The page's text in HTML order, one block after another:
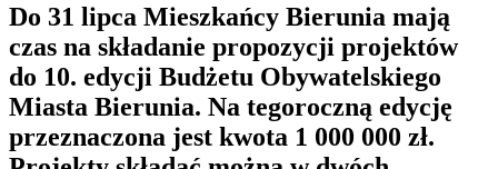
Do 31 lipca Mieszkańcy Bierunia mają
czas na składanie propozycji projektów
do 10. edycji Budżetu Obywatelskiego
Miasta Bierunia. Na tegoroczną edycję
przeznaczona jest kwota 1 000 000 zł.